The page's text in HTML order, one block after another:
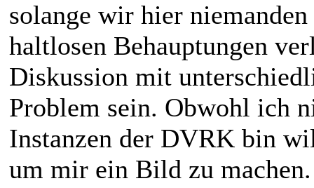
solange wir hier
haltlosen Behauptungen
Diskussion mit
Problem sein. Obwohl ich
Instanzen der DVRK bin
um mir ein Bild zu